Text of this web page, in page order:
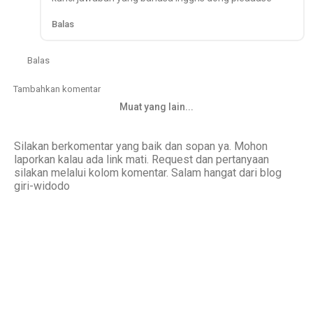
Balas
Balas
Tambahkan komentar
Muat yang lain...
Silakan berkomentar yang baik dan sopan ya. Mohon
laporkan kalau ada link mati. Request dan pertanyaan
silakan melalui kolom komentar. Salam hangat dari blog
giri-widodo